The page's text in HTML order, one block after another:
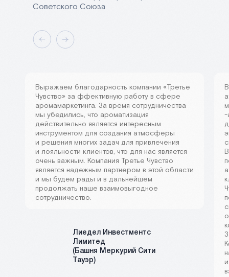
Советского Союза
Лиедел Инвестментс
Лимитед
(Башня Меркурий Сити
Тауэр)
Выражаем благодарность компании «Третье
Чувство» за ффективную работу в сфере
аромамаркетинга. За время сотрудничества
мы убедились, что ароматизация
действительно является интересным
инструментом для создания атмосферы
и решения многих задач для привлечения
и лояльности клиентов, что для нас является
очень важным. Компания Третье Чувство
является надежным партнером в этой области
и мы будем рады и в дальнейшем
продолжать наше взаимовыгодное
сотрудничество.
-